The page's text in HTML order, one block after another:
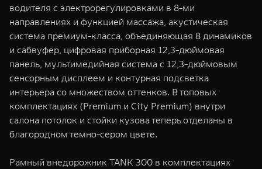
водителя с электрорегулировками в 8-ми
направлениях и функцией массажа, акустическая
система премиум-класса, объединяющая 8 динамиков
и сабвуфер, цифровая приборная 12,3-дюймовая
панель, мультимедийная система с 12,3-дюймовым
сенсорным дисплеем и контурная подсветка
интерьера со множеством оттенков. В топовых
комплектациях (Premium и City Premium) внутри
салона потолок и стойки кузова теперь отделаны в
благородном темно-сером цвете.
Рамный внедорожник TANK 300 в комплектациях